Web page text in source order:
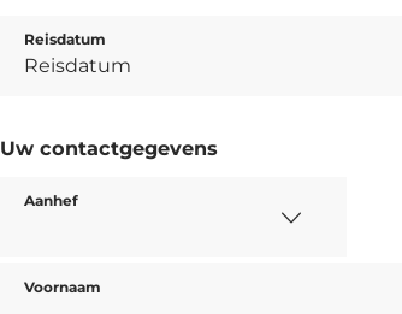
Reisdatum
Uw contactgegevens
Aanhef
Voornaam